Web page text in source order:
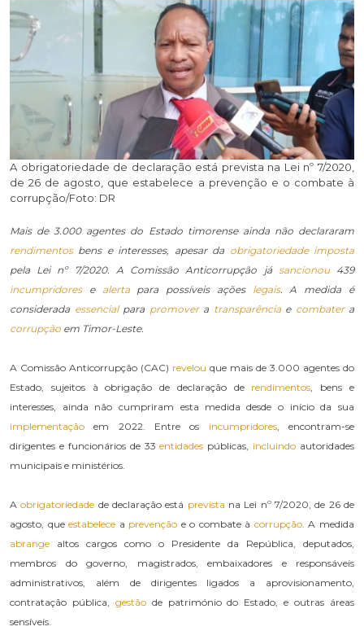
A obrigatoriedade de declaração está prevista na Lei nº 7/2020,
de 26 de agosto, que estabelece a prevenção e o combate à
corrupção/Foto: DR
Mais de 3.000 agentes do Estado timorense ainda não declararam
rendimentosbens e interesses, apesar da obrigatoriedade imposta
pela Lei nº 7/2020. A Comissão Anticorrupção já sancionou439
incumpridorese alertapara possíveis ações legais. A medida é
considerada essencialpara promovera transparênciae combatera
corrupção em Timor-Leste.
A Comissão Anticorrupção (CAC) revelou que mais de 3.000 agentes do
Estado, sujeitos à obrigação de declaração de rendimentos, bens e
interesses, ainda não cumpriram esta medida desde o início da sua
implementação em 2022. Entre os incumpridores, encontram-se
dirigentes e funcionários de 33entidades públicas, incluindo autoridades
municipais e ministérios.
Aobrigatoriedade de declaração está prevista na Lei nº 7/2020, de 26 de
agosto, queestabelece a prevenção e o combate à corrupção. A medida
abrange altos cargos como o Presidente da República, deputados,
membros do governo, magistrados, embaixadores e responsáveis
administrativos, além de dirigentes ligados a aprovisionamento,
contratação pública, gestãode património do Estado, e outras áreas
sensíveis.